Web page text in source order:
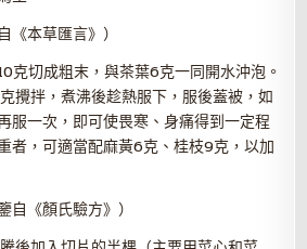
《本草匯言》）
克切成粗末，與茶葉6克一同開水沖泡。
攪拌，煮沸後趁熱服下，服後蓋被，如
服一次，即可使畏寒、身痛得到一定程
者，可適當配麻黃6克、桂枝9克，以加
《顏氏驗方》）